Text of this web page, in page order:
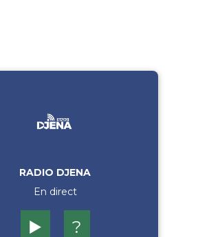
RADIO DJENA
En direct
▶️ ?